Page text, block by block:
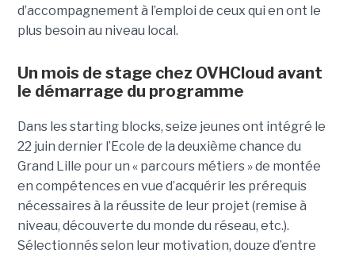
d’accompagnement à l’emploi de ceux qui en ont le
plus besoin au niveau local.
Un mois de stage chez OVHCloud avant
le démarrage du programme
Dans les starting blocks, seize jeunes ont intégré le
22 juin dernier l’Ecole de la deuxième chance du
Grand Lille pour un « parcours métiers » de montée
en compétences en vue d’acquérir les prérequis
nécessaires à la réussite de leur projet (remise à
niveau, découverte du monde du réseau, etc.).
Sélectionnés selon leur motivation, douze d’entre